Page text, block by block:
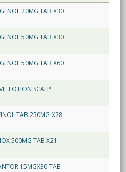
20MG TAB X30
50MG TAB X30
50MG TAB X60
LOTION SCALP
TAB 250MG X28
500MG TAB X21
15MGX30 TAB